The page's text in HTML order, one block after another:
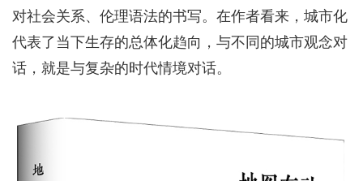
对社会关系、伦理语法的书写。在作者看来，城市化
代表了当下生存的总体化趋向，与不同的城市观念对
话，就是与复杂的时代情境对话。